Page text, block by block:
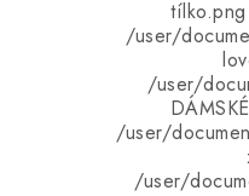
/user/
/user/
/user/
/user/